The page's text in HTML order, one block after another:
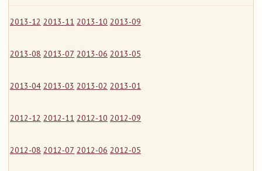
2013-12 2013-11 2013-10 2013-09
2013-08 2013-07 2013-06 2013-05
2013-04 2013-03 2013-02 2013-01
2012-12 2012-11 2012-10 2012-09
2012-08 2012-07 2012-06 2012-05